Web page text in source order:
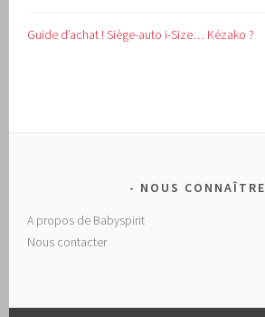
Guide d’achat !Siège-auto i-Size… Kézako ?
NOUS CONNAÎTRE
A propos de Babyspirit
Nous contacter